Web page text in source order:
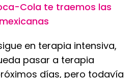
Cola te traemos las
en terapia intensiva,
pasar a terapia
días, pero todavía